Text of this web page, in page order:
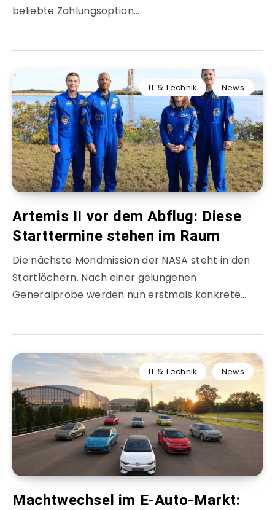
beliebte Zahlungsoption…
IT & Technik News
Artemis II vor dem Abflug: Diese
Starttermine stehen im Raum
Die nächste Mondmission der NASA steht in den
Startlöchern. Nach einer gelungenen
Generalprobe werden nun erstmals konkrete…
IT & Technik News
Machtwechsel im E-Auto-Markt: